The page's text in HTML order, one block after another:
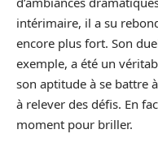
intérimaire, il a su
encore plus fort. Son
exemple, a été un
son aptitude à se battre
à relever des défis. En
moment pour briller.